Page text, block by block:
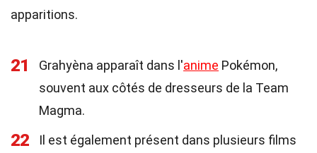
apparitions.
21 Grahyèna apparaît dans l'anime Pokémon,
souvent aux côtés de dresseurs de la Team
Magma.
22
Il est également présent dans plusieurs films